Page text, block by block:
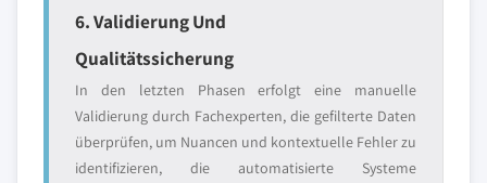
6. Validierung Und
Qualitätssicherung
In den letzten Phasen erfolgt eine manuelle
Validierung durch Fachexperten, die gefilterte Daten
überprüfen, um Nuancen und kontextuelle Fehler zu
identifizieren, die automatisierte Systeme